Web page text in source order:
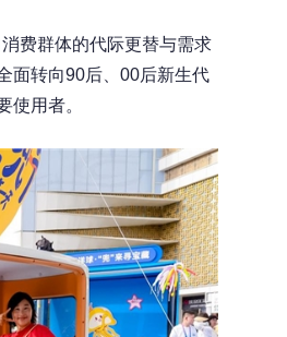
费群体的代际更替与需求
面转向90后、00后新生代
使用者。